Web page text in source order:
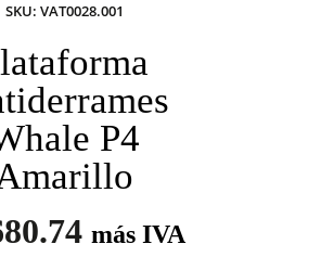
SKU: VAT0028.001
P4
más IVA